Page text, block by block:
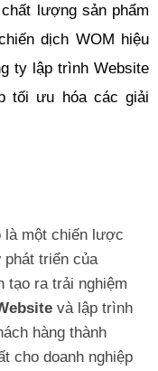
lượng sản phẩm
dịch WOM hiệu
ty lập trình Website
tối ưu hóa các giải
là một chiến lược
phát triển của
tạo ra trải nghiệm
và lập trình
hàng thành
cho doanh nghiệp